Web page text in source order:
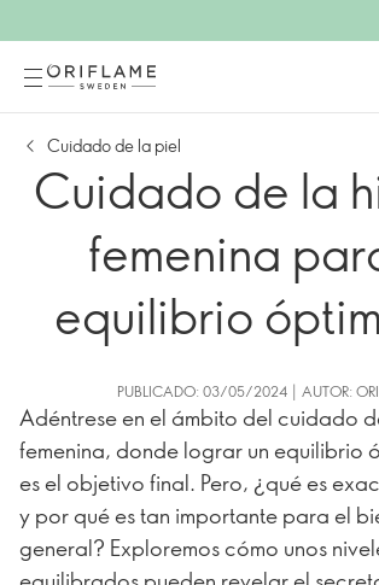
Cuidado de la piel
Cuidado de la
femenina
equilibrio
pH
PUBLICADO: 03/05/2024 | AUTOR:
Adéntrese en el ámbito del cuidado
femenina, donde lograr un equilibrio
es el objetivo final. Pero, ¿qué es
y por qué es tan importante para el
general? Exploremos cómo unos